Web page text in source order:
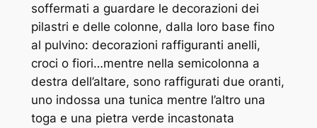
soffermati a guardare le decorazioni dei
pilastri e delle colonne, dalla loro base fino
al pulvino: decorazioni raffiguranti anelli,
croci o fiori…mentre nella semicolonna a
destra dell’altare, sono raffigurati due oranti,
uno indossa una tunica mentre l’altro una
toga e una pietra verde incastonata